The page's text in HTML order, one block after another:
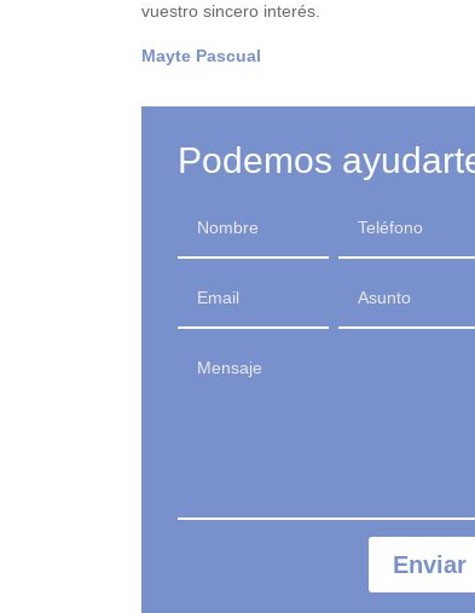
vuestro sincero interés.
Mayte Pascual
Podemos
Enviar